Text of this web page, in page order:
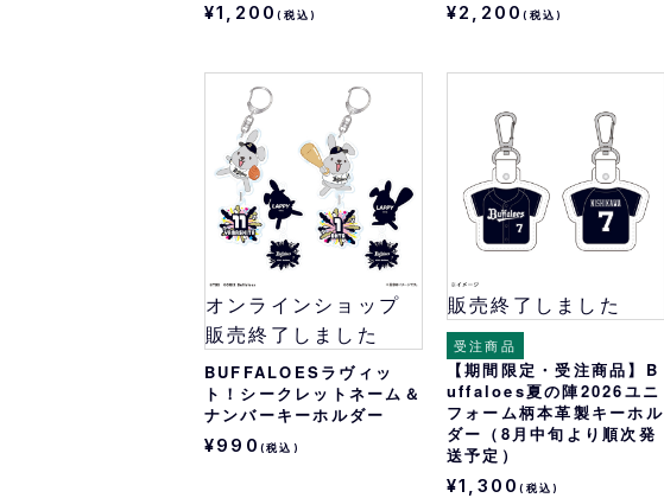
¥1,200(税込)
¥2,200(税込)
オンラインショップ
販売終了しました
BUFFALOESラヴィッ
ト！シークレットネーム＆
ナンバーキーホルダー
¥990 (税込)
販売終了しました
受注商品
【期間限定・受注商品】B
uffaloes夏の陣2026ユニ
フォーム柄本革製キーホル
ダー（8月中旬より順次発
送予定）
¥1,300(税込)